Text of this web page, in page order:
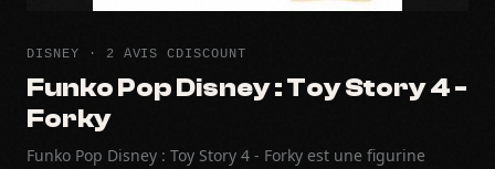
DISNEY · 2 AVIS CDISCOUNT
Funko Pop Disney : Toy Story 4 -
Forky
Funko Pop Disney : Toy Story 4 - Forky est une figurine